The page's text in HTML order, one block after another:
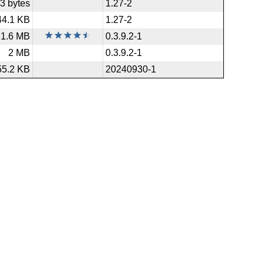
bytes
1.27-2
KB
1.27-2
1.6 MB
0.3.9.2-1
2 MB
0.3.9.2-1
KB
20240930-1